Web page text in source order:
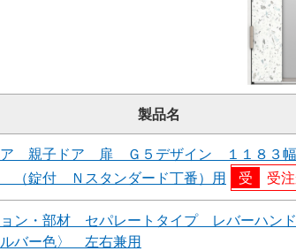
製品名
ア 親子ドア 扉 Ｇ５デザイン １１８３
錠付 Ｎスタンダード丁番）用
受
ン・部材 セパレートタイプ レバーハン
バー色〉 左右兼用